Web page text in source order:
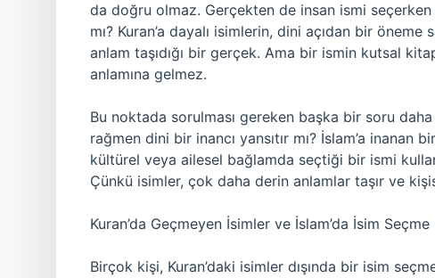
da doğru olmaz. Gerçekten de insan ismi
mı? Kuran’a dayalı isimlerin, dini açıdan bir
anlam taşıdığı bir gerçek. Ama bir ismin kutsal
anlamına gelmez.
Bu noktada sorulması gereken başka bir soru
rağmen dini bir inancı yansıtır mı? İslam’a
kültürel veya ailesel bağlamda seçtiği bir ismi
Çünkü isimler, çok daha derin anlamlar taşır ve
Kuran’da Geçmeyen İsimler ve İslam’da İsim
Birçok kişi, Kuran’daki isimler dışında bir isim